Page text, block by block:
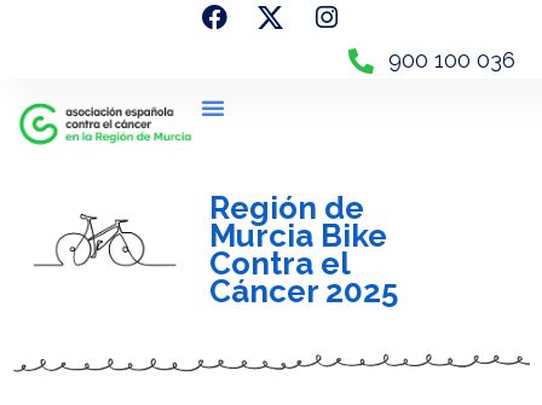
900 100 036
Región de
Murcia Bike
Contra el
Cáncer 2025